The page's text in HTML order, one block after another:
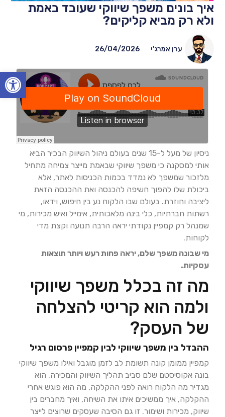
Open toolbar
איך בונים משפך שיווקי שעובד באמת
ולא רק מביא קליקים?
ערן אמרג'י 26/04/2026
ניסיון של מעל ל-15 שנים בעולם ניהול השיווק הבכיר הביא
אותי למסקנה כי משפך שיווקי שבאמת מייצר צמיחה מתחיל
מלזכור שמשפך לא נמדד בכמות הכניסות לאתר, אלא
ביכולת שלו להפוך חשיפה להכנסה ואת ההכנסה הזאת
ליציבה וחוזרת. בעולם שבו הלקוח נע בין חיפוש, וידאו,
רשתות חברתיות, כלי בינה מלאכותית, אימייל ואיש מכירות, מי
שמנהל רק קמפיין נקודתי יראה הרבה תנועה וקצת מדי
לקוחות.
מי שבונה משפך שלם, יראה פחות רעש ויותר תוצאות
עסקיות.
מה זה בכלל משפך שיווקי
ולמה הוא קריטי להצלחה
של העסק?
ההבדל בין משפך שיווקי לבין קמפיין פרסום רגיל
קמפיין ממומן קונה תשומת לב לזמן מוגבל ואילו משפך שיווקי
בונה אקוסיסטם שלם סביב תהליך השיווק והמכירה. הוא
מגדיר מה הלקוח רואה לפני ההקלקה, מה הוא פוגש אחרי
ההקלקה, איך ממשיכים איתו את השיחה, ואיך מחברים בין
שיווק, מכירות ושימור. זו גם הסיבה שעסקים שרוצים לייצר